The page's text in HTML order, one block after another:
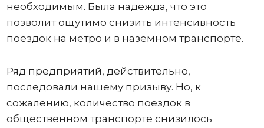
необходимым. Была надежда, что это
позволит ощутимо снизить интенсивность
поездок на метро и в наземном транспорте.
Ряд предприятий, действительно,
последовали нашему призыву. Но, к
сожалению, количество поездок в
общественном транспорте снизилось